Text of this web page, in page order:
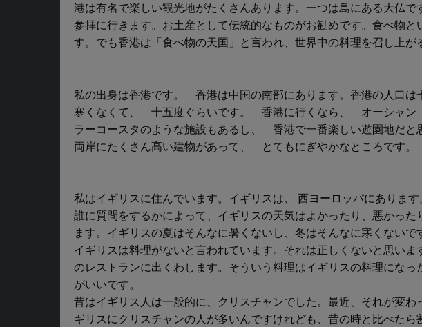
港は有名で楽しい観光地がたくさんあります。一つは島にある大仏
参拝に行きます。お土産として伝統的なものがお勧めです。食べ物
す。でも香港は「食べ物の天国」と言われ、世界中の料理を召し上が
私の出身は香港です。 香港は中国の南部にあります。香港の人口
寒くなくて、 十五度ぐらいです。 香港に行くなら、 オーシャ
ラーコースタのような施設もあるし、 香港で一番楽しい遊園地だ
両岸にたくさん高い建物があって、 とてもにぎやかなところです。
私はイギリスに住んでいます。イギリスは、 西ヨーロッパにありま
誰に質問をするかによって、イギリスの天気はよかったり、悪かっ
ます。イギリスの夏はそんなに暑くないし、冬はそんなに寒くないで
イギリスは料理がないと言われています。それは正しくないと思い
のレストランに出くわします。そういう料理はイギリスの料理にな
がいいです。
昔はイギリス人は一般的に、クリスチャンでした。最近、それが変
ギリスにクリスチャンの人が多いんですけれども、昔の時と比べたら